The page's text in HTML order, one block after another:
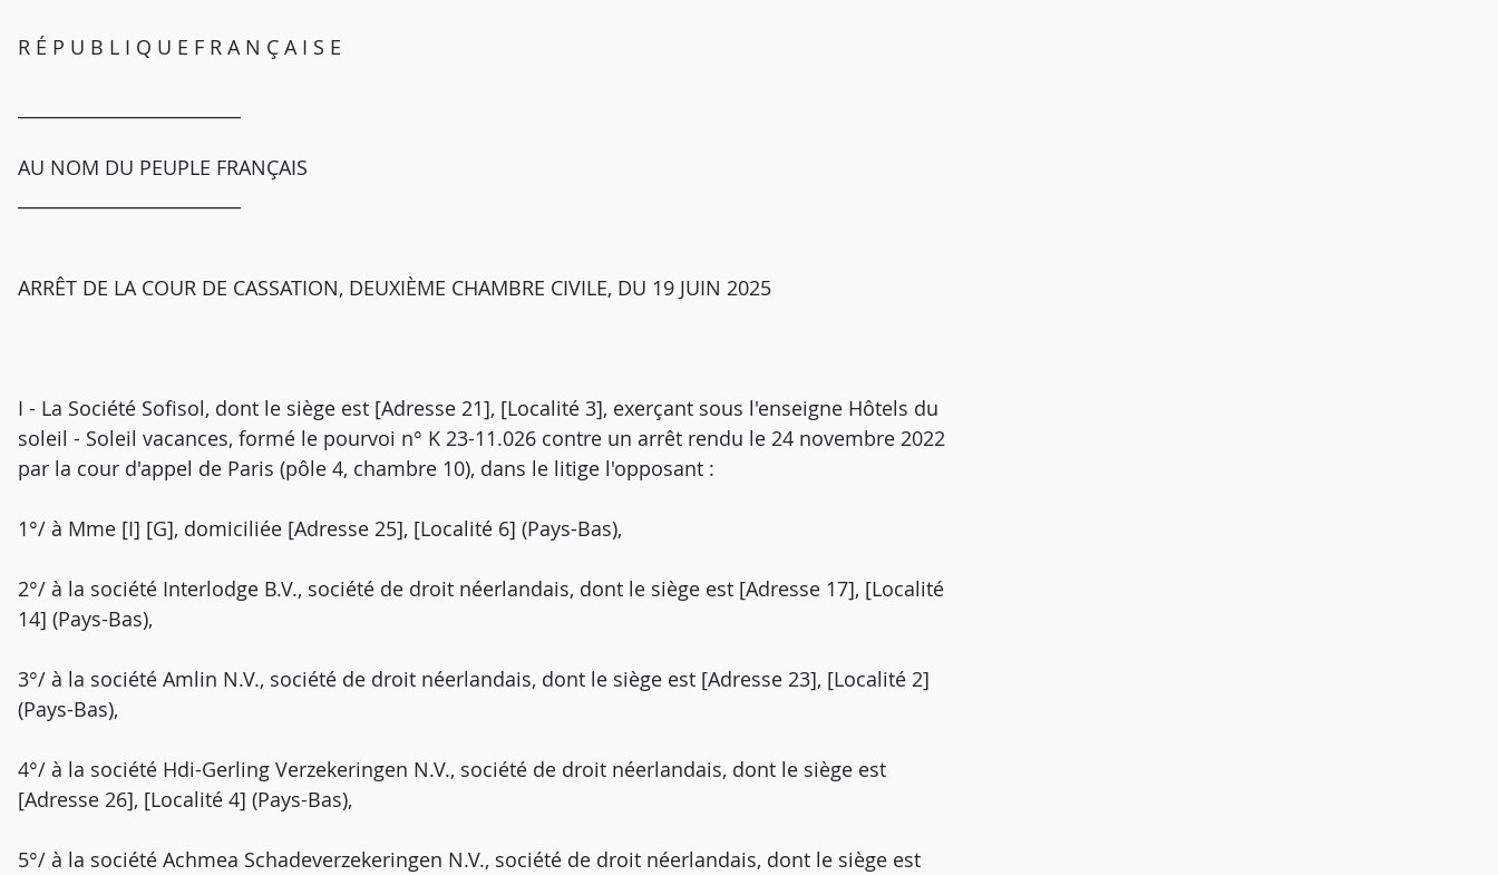
R É P U B L I Q U E F R A N Ç A I S E
AU NOM DU PEUPLE FRANÇAIS
ARRÊT DE LA COUR DE CASSATION, DEUXIÈME CHAMBRE CIVILE, DU 19 JUIN 2025
I - La Société Sofisol, dont le siège est [Adresse 21], [Localité 3], exerçant sous l'enseigne Hôtels du
soleil - Soleil vacances, formé le pourvoi n° K 23-11.026 contre un arrêt rendu le 24 novembre 2022
par la cour d'appel de Paris (pôle 4, chambre 10), dans le litige l'opposant :
1°/ à Mme [I] [G], domiciliée [Adresse 25], [Localité 6] (Pays-Bas),
2°/ à la société Interlodge B.V., société de droit néerlandais, dont le siège est [Adresse 17], [Localité
14] (Pays-Bas),
3°/ à la société Amlin N.V., société de droit néerlandais, dont le siège est [Adresse 23], [Localité 2]
(Pays-Bas),
4°/ à la société Hdi-Gerling Verzekeringen N.V., société de droit néerlandais, dont le siège est
[Adresse 26], [Localité 4] (Pays-Bas),
5°/ à la société Achmea Schadeverzekeringen N.V., société de droit néerlandais, dont le siège est